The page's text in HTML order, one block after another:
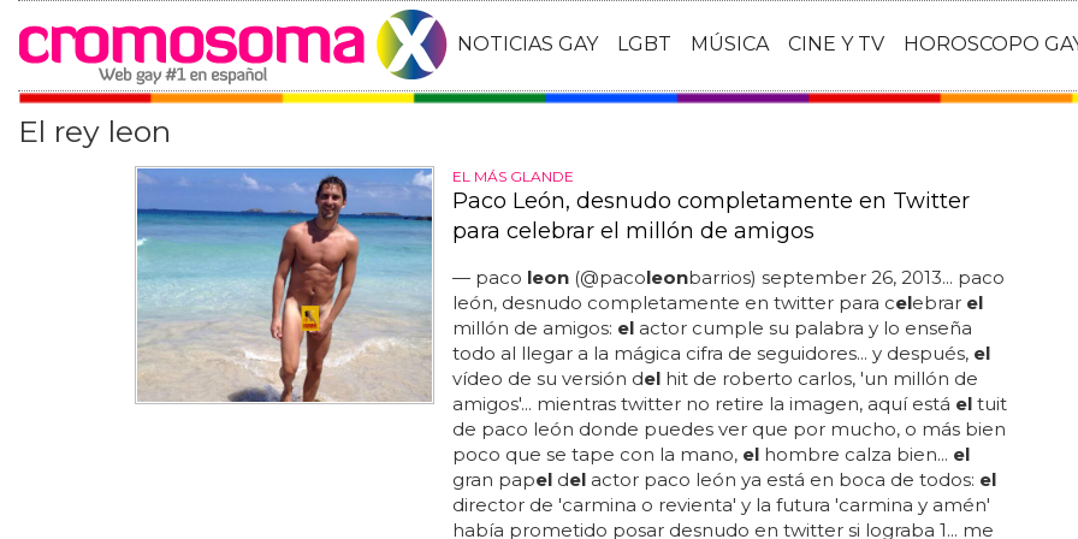
NOTICIAS GAY LGBT MÚSICA CINE Y TV HOROSCOPO
El rey leon
EL MÁS GLANDE
Paco León, desnudo completamente en Twitter
para celebrar el millón de amigos
— paco leon(@pacoleonbarrios) september 26, 2013... paco
león, desnudo completamente en twitter para celebrar el
millón de amigos: elactor cumple su palabra y lo enseña
todo al llegar a la mágica cifra de seguidores... y después, el
vídeo de su versión delhit de roberto carlos, 'un millón de
amigos'... mientras twitter no retire la imagen, aquí está eltuit
de paco león donde puedes ver que por mucho, o más bien
poco que se tape con la mano, elhombre calza bien... el
gran papeldelactor paco león ya está en boca de todos: el
director de 'carmina o revienta' y la futura 'carmina y amén'
había prometido posar desnudo en twitter si lograba 1... me